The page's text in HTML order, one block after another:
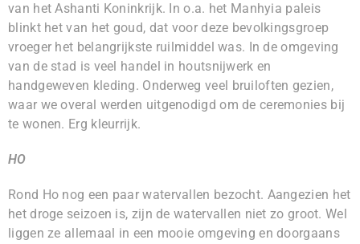
van het Ashanti Koninkrijk. In o.a. het Manhyia paleis
blinkt het van het goud, dat voor deze bevolkingsgroep
vroeger het belangrijkste ruilmiddel was. In de omgeving
van de stad is veel handel in houtsnijwerk en
handgeweven kleding. Onderweg veel bruiloften gezien,
waar we overal werden uitgenodigd om de ceremonies bij
te wonen. Erg kleurrijk.
HO
Rond Ho nog een paar watervallen bezocht. Aangezien het
het droge seizoen is, zijn de watervallen niet zo groot. Wel
liggen ze allemaal in een mooie omgeving en doorgaans